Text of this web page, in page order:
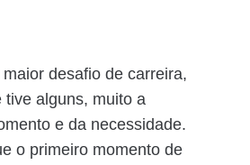
desafio de carreira,
tive alguns, muito a
e da necessidade.
o primeiro momento de